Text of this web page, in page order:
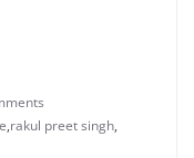
,rakul preet singh,